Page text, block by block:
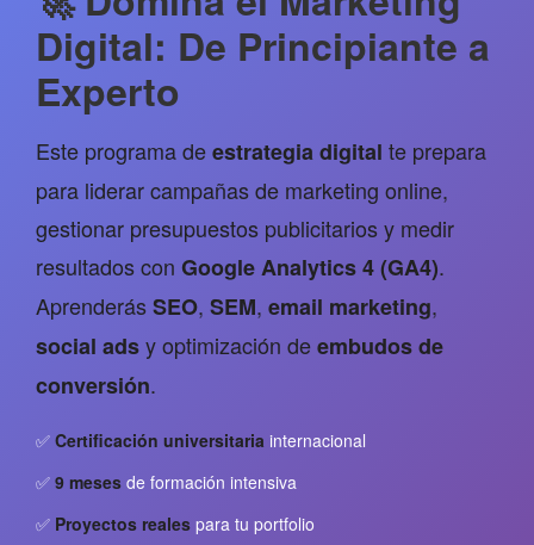
Digital: De Principiante a
Experto
Este programa deestrategia digital te prepara
para liderar campañas de marketing online,
gestionar presupuestos publicitarios y medir
resultados con Google Analytics 4 (GA4).
AprenderásSEO, SEM, email marketing,
social adsy optimización deembudos de
conversión.
✅ Certificación universitaria internacional
✅ 9 meses de formación intensiva
✅ Proyectos reales para tu portfolio